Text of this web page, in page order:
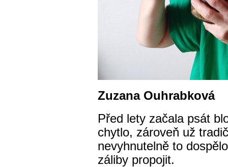
Zuzana Ouhrabková
Před lety začala psát
chytlo, zároveň už
nevyhnutelně to
záliby propojit.